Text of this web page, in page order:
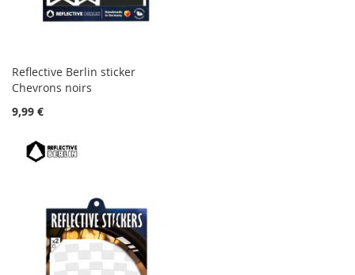
Reflective Berlin sticker
Chevrons noirs
9,99 €